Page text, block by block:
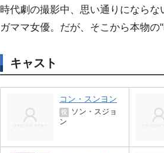
時代劇の撮影中、思い通りになら
ガママ女優。だが、そこから本物の
キャスト
コン・スンヨン
役
ソン・スジョ
ン